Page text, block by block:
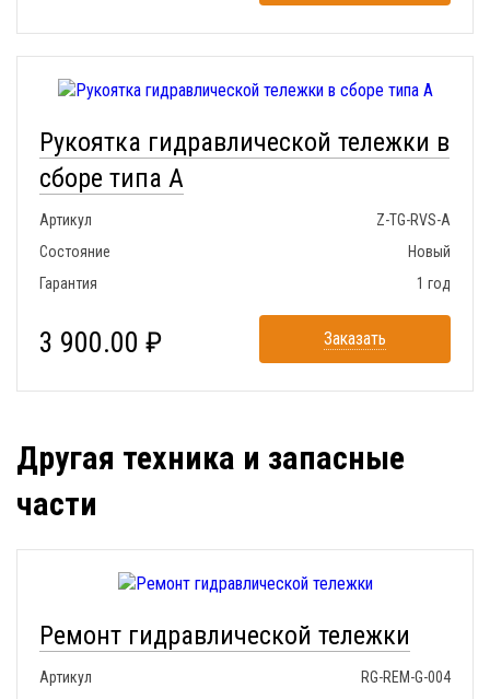
Рукоятка гидравлической тележки в
сборе типа A
Артикул
Z-TG-RVS-A
Состояние
Новый
Гарантия
1 год
3 900.00 ₽ Заказать
Другая техника и запасные
части
Ремонт гидравлической тележки
Артикул
RG-REM-G-004